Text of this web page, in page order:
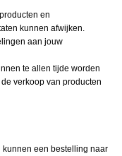
en
kunnen afwijken.
aan jouw
te allen tijde worden
verkoop van producten
kunnen een bestelling naar